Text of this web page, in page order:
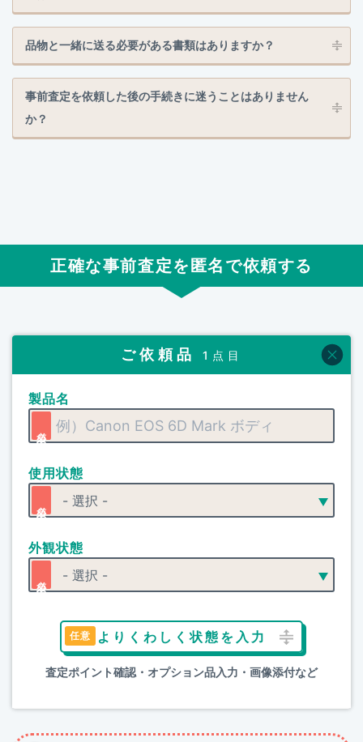
品物と一緒に送る必要がある書類はありますか？
事前査定を依頼した後の手続きに迷うことはありません
か？
正確な事前査定を匿名で依頼する
ご依頼品 1点目
製品名
使用状態
外観状態
よりくわしく状態を入力
査定ポイント確認・オプション品入力・画像添付など